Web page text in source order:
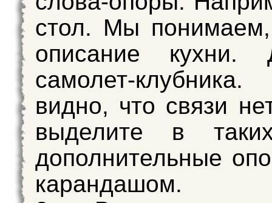
стол. Мы
описание кухни.
самолет-
видно, что связи
выделите в
дополнительные
карандашом.